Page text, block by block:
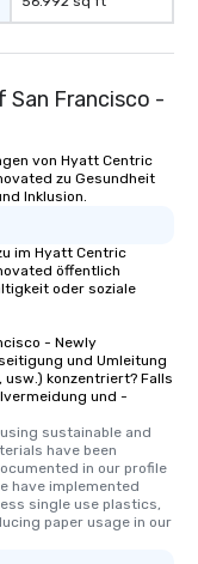
San Francisco -
von Hyatt Centric
zu Gesundheit
Inklusion.
im Hyatt Centric
öffentlich
oder soziale
- Newly
und Umleitung
usw.) konzentriert? Falls
und -
sustainable and
have been
in our profile
have implemented
single use plastics,
paper usage in our